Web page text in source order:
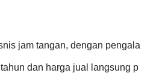
jam tangan, dengan pengala
dan harga jual langsung p